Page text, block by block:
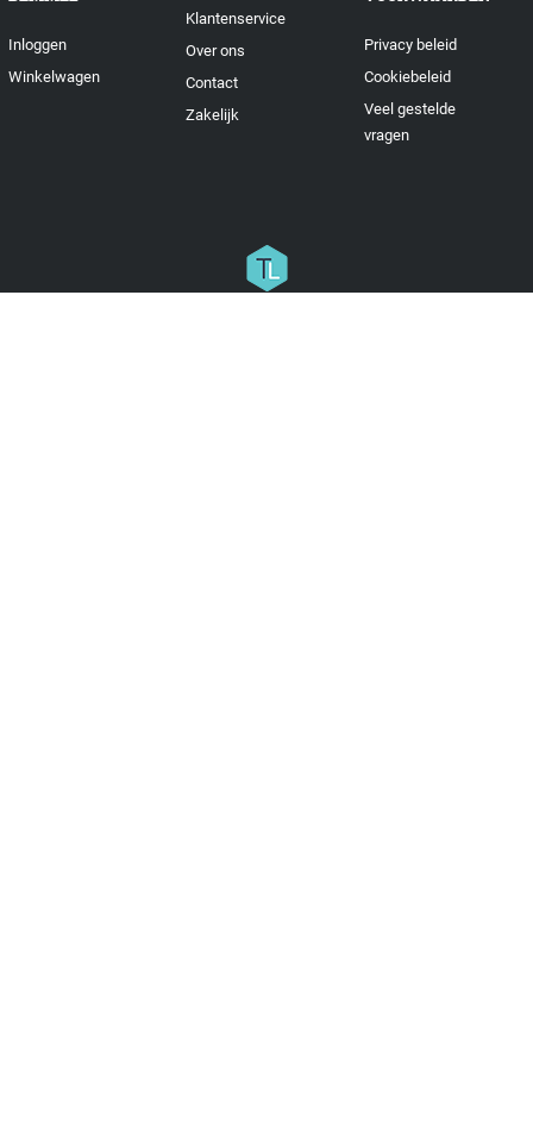
Inloggen
Winkelwagen
Klantenservice
Over ons
Contact
Zakelijk
Privacy beleid
Cookiebeleid
Veel gestelde
vragen